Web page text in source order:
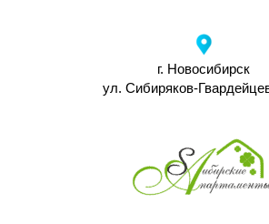
г. Новосибирск
ул. Сибиряков-